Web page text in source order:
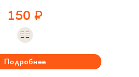
150 ₽
Подробнее